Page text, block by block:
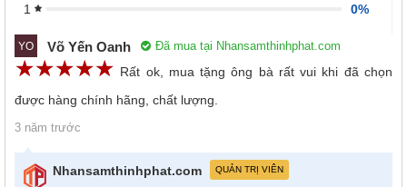
1
0%
YO Võ Yến Oanh Đã mua tại Nhansamthinhphat.com
☆☆☆☆☆
★★★★★ Rất ok, mua tặng ông bà rất vui khi đã chọn
được hàng chính hãng, chất lượng.
3 năm trước
Nhansamthinhphat.com QUẢN TRỊ VIÊN